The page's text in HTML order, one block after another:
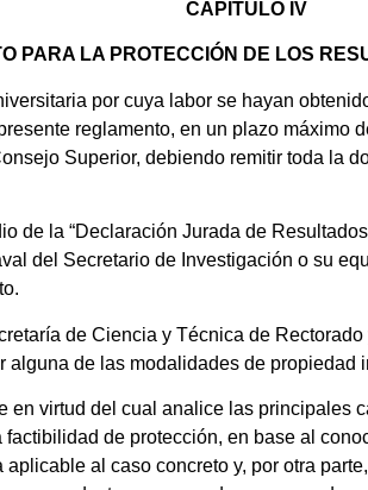
CAPÍTULO IV
PARA LA PROTECCIÓN DE LOS
por cuya labor se hayan
reglamento, en un plazo máximo
Superior, debiendo remitir toda la
de la “Declaración Jurada de
del Secretario de Investigación o su
de Ciencia y Técnica de
de las modalidades de propiedad
en virtud del cual analice las principales
de protección, en base al
al caso concreto y, por otra